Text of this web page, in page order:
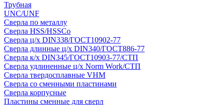
Трубная
UNC/UNF
Сверла по металлу
Сверла HSS/HSSCo
Сверла ц/х DIN338/ГОСТ10902-77
Сверла длинные ц/х DIN340/ГОСТ886-77
Сверла к/х DIN345/ГОСТ10903-77/СТП
Сверла удлиненные ц/х Norm Work/СТП
Сверла твердосплавные VHM
Сверла со сменными пластинами
Сверла корпусные
Пластины сменные для сверл